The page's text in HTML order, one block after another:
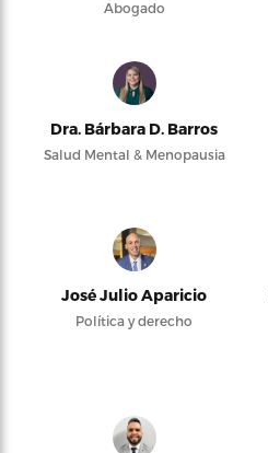
Abogado
Dra. Bárbara D. Barros
Salud Mental & Menopausia
José Julio Aparicio
Política y derecho